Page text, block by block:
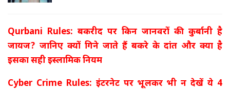
Qurbani Rules: बकरीद पर किन जानवरों की कुर्बानी है
जायज? जानिए क्यों गिने जाते हैं बकरे के दांत और क्या है
इसका सही इस्लामिक नियम
Cyber Crime Rules: इंटरनेट पर भूलकर भी न देखें ये 4